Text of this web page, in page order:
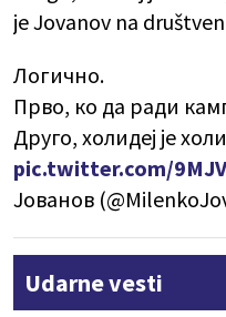
je Jovanov na
Логично.
Прво, ко да ради
Друго, холидеј је
pic.twitter.com/
Јованов
Udarne vesti